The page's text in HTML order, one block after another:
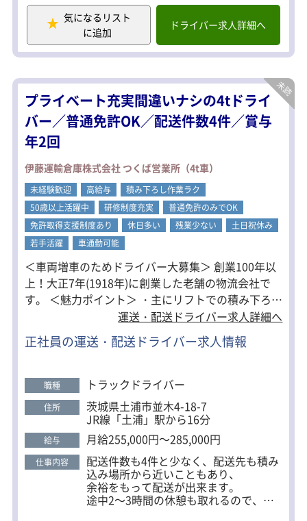
体への負担が少なく、安心して続けら
れるお仕事です。
◆配送先は個人経営の飲食店が中心
曜日ごとにルートが決まっているの
で、覚えやすく安心♪
カーナビ付き車両で土地勘がなくても
大丈夫！
◆働き方は柔軟に対応！
談できます。
＜配送エリア＞
千葉：松戸、柏、流山
茨城：筑波、土浦
気になるリスト
に追加
ドライバー求人詳細へ
プライベート充実間違いナシの4tドライ
バー／普通免許OK／配送件数4件／賞与
年2回
伊藤運輸倉庫株式会社 つくば営業所（4t車）
未経験歓迎 高給与
積み下ろし作業ラク
50歳以上活躍中
研修制度充実
普通免許のみでOK
免許取得支援制度あり
休日多い 残業少ない
土日祝休み
若手活躍
車通勤可能
＜車両増車のためドライバー大募集＞ 創業100年以
上！大正7年(1918年)に創業した老舗の物流会社で
す。 ＜魅力ポイント＞ ・主にリフトでの積み下ろし
のため、身体への負担が少ない！ ・土日祝日休み ・
賞与年2回支給 ・フォークリフトなどの資格支援制
度も充実 ＜身体の負担も少なめ＞ 長時間労働になら
で、残業や長時間労働はありません！ 基本配送エリ
アは固定になりますので、すぐに覚えられます！ ＜
プライベートも充実＞ 週末のお休みはもちろん、
GW・お盆・年末年始などの長期休暇もしっかり取
れる環境です。
運送・配送ドライバー求人詳細へ
正社員の運送・配送ドライバー求人情報
職種 トラックドライバー
住所 茨城県土浦市並木4-18-7
JR線「土浦」駅から16分
給与 月給255,000円～285,000円
仕事内容 配送件数も4件と少なく、配送先も積み
込み場所から近いこともあり、
余裕をもって配送が出来ます。
途中2～3時間の休憩も取れるので、初